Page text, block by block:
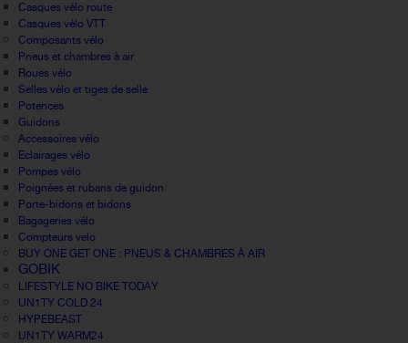
Casques vélo route
Casques vélo VTT
Composants vélo
Pneus et chambres à air
Roues vélo
Selles vélo et tiges de selle
Potences
Guidons
Accessoires vélo
Eclairages vélo
Pompes vélo
Poignées et rubans de guidon
Porte-bidons et bidons
Bagageries vélo
Compteurs velo
BUY ONE GET ONE : PNEUS & CHAMBRES À AIR
GOBIK
LIFESTYLE NO BIKE TODAY
UN1TY COLD 24
HYPEBEAST
UN1TY WARM24